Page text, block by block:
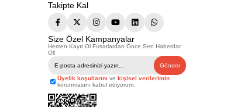
Takipte Kal
Size Özel Kampanyalar
Hemen Kayıt Ol Fırsatlardan Önce Sen Haberdar
Ol!
Gönder
Üyelik koşullarını ve kişisel verilerimin
korunmasını kabul ediyorum.